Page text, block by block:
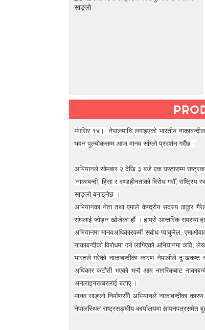
O
मंगसिर १४। नेपालमाथि लगाइएको भारतीय
भवन पुल्चोकसम्म आज मानव सांग्लो प्रदर्शन गर्दैछ ।
अभियानले सोमबार २ देखि ३ बजे एक घण्टासम्म
‘नाकाबन्दी, हिंसा र दण्डहीनताको विरोध गरौँ,
साङ्लो बनाइनेछ ।
अभियानका नेता तथा एमाले केन्द्रीय सदस्य ठाकुर
संघलाई जोड्न खोजेका हौं । हाम्रो आन्तरिक समस्या
अभियानमा मानवअधिकारकर्मी सबोध प्याकुरेल,
नाकाबन्दीको विरोधमा गर्न लागिएको अभियानमा कवि,
भारतले गरेको नाकाबन्दीका कारण नेपालीले
अधिकार कटौती भएको भन्दै आम नागरिकबाट
अनलाइनखबरलाई बताए ।
मानव साङ्लो निर्माणसँगै अभियानले नाकाबन्दीका
नेपालस्थित राष्ट्रसङ्घीय कार्यालयमा ज्ञापनपत्रसमेत